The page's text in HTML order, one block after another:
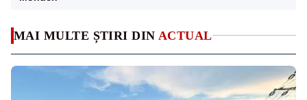
MAI MULTE ȘTIRI DIN ACTUAL